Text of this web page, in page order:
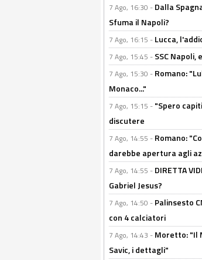
7 Ago, 16:30 - Dalla
Sfuma il Napoli?
7 Ago, 16:15 - Lucca,
7 Ago, 15:45 - SSC
7 Ago, 15:30 - Romano:
Monaco..."
7 Ago, 15:15 - "Spero
discutere
7 Ago, 14:55 - Romano:
darebbe apertura agli
7 Ago, 14:55 - DIRETTA
Gabriel Jesus?
7 Ago, 14:50 - Palinsesto
con 4 calciatori
7 Ago, 14:43 - Moretto: "Il
Savic, i dettagli"